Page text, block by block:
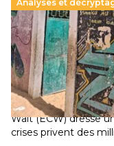
Analyses et
258 millions
chocs
population
11 juillet 2026- National
Un nouveau rapport
Wait (ECW) dresse
crises privent des